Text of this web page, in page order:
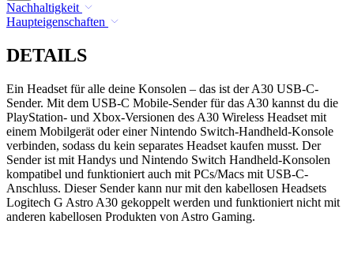
Nachhaltigkeit
Haupteigenschaften
DETAILS
Ein Headset für alle deine Konsolen – das ist der A30 USB-C-
Sender. Mit dem USB-C Mobile-Sender für das A30 kannst du die
PlayStation- und Xbox-Versionen des A30 Wireless Headset mit
einem Mobilgerät oder einer Nintendo Switch-Handheld-Konsole
verbinden, sodass du kein separates Headset kaufen musst. Der
Sender ist mit Handys und Nintendo Switch Handheld-Konsolen
kompatibel und funktioniert auch mit PCs/Macs mit USB-C-
Anschluss. Dieser Sender kann nur mit den kabellosen Headsets
Logitech G Astro A30 gekoppelt werden und funktioniert nicht mit
anderen kabellosen Produkten von Astro Gaming.